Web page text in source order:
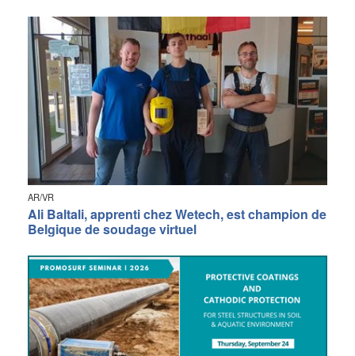
AR/VR
Ali Baltali, apprenti chez Wetech, est champion de
Belgique de soudage virtuel